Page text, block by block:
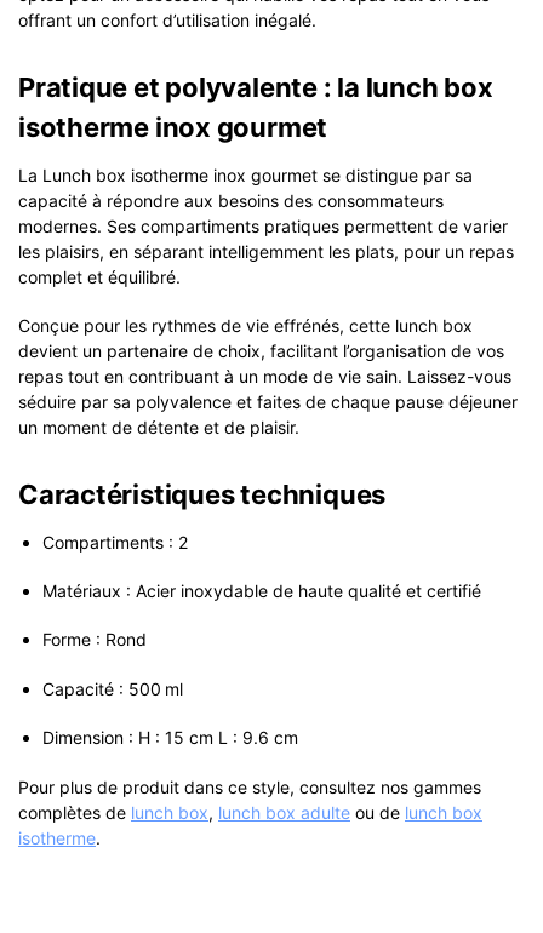
offrant un confort d’utilisation inégalé.
Pratique et polyvalente : la lunch box
isotherme inox gourmet
La Lunch box isotherme inox gourmet se distingue par sa
capacité à répondre aux besoins des consommateurs
modernes. Ses compartiments pratiques permettent de varier
les plaisirs, en séparant intelligemment les plats, pour un repas
complet et équilibré.
Conçue pour les rythmes de vie effrénés, cette lunch box
devient un partenaire de choix, facilitant l’organisation de vos
repas tout en contribuant à un mode de vie sain. Laissez-vous
séduire par sa polyvalence et faites de chaque pause déjeuner
un moment de détente et de plaisir.
Caractéristiques techniques
Compartiments : 2
Matériaux : Acier inoxydable de haute qualité et certifié
Forme : Rond
Capacité : 500 ml
Dimension : H : 15 cm L : 9.6 cm
Pour plus de produit dans ce style, consultez nos gammes
complètes de lunch box, lunch box adulte ou de lunch box
isotherme.